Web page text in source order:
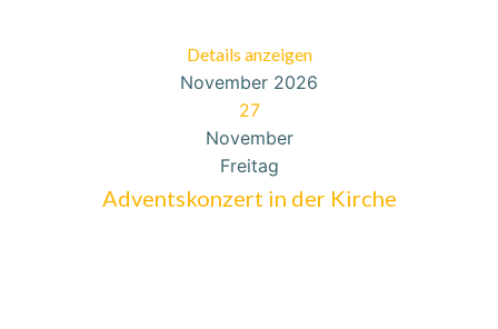
Details anzeigen
November 2026
27
November
Freitag
Adventskonzert in der Kirche